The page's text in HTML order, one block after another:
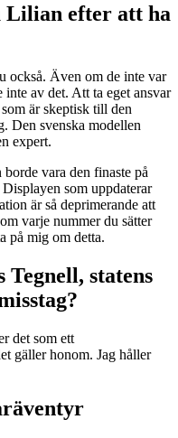
efter att ha
också. Även om de inte var
av det. Att ta eget ansvar
är skeptisk till den
Den svenska modellen
expert.
vara den finaste på
som uppdaterar
är så deprimerande att
varje nummer du sätter
på mig om detta.
Tegnell, statens
det som ett
gäller honom. Jag håller